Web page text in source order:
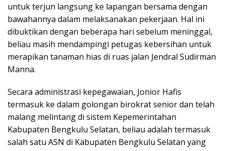
untuk terjun langsung ke lapangan bersama dengan
bawahannya dalam melaksanakan pekerjaan. Hal ini
dibuktikan dengan beberapa hari sebelum meninggal,
beliau masih mendampingi petugas kebersihan untuk
merapikan tanaman hias di ruas jalan Jendral Sudirman
Manna.
Secara administrasi kepegawaian, Jonior Hafis
termasuk ke dalam golongan birokrat senior dan telah
malang melintang di sistem Kepemerintahan
Kabupaten Bengkulu Selatan, beliau adalah termasuk
salah satu ASN di Kabupaten Bengkulu Selatan yang